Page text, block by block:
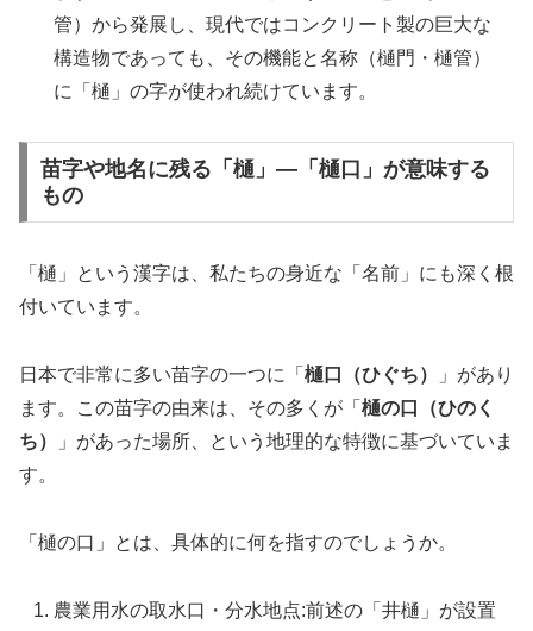
管）から発展し、現代ではコンクリート製の巨大な
構造物であっても、その機能と名称（樋門・樋管）
に「樋」の字が使われ続けています。
苗字や地名に残る「樋」—「樋口」が意味する
もの
「樋」という漢字は、私たちの身近な「名前」にも深く根
付いています。
日本で非常に多い苗字の一つに「 樋口（ひぐち）
」があり
ます。この苗字の由来は、その多くが「 樋の口（ひのく
ち）
」があった場所、という地理的な特徴に基づいていま
す。
「樋の口」とは、具体的に何を指すのでしょうか。
農業用水の取水口・分水地点:前述の「井樋」が設置